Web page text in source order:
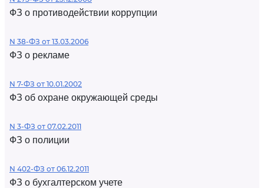
ФЗ о противодействии коррупции
N 38-ФЗ от 13.03.2006
ФЗ о рекламе
N 7-ФЗ от 10.01.2002
ФЗ об охране окружающей среды
N 3-ФЗ от 07.02.2011
ФЗ о полиции
N 402-ФЗ от 06.12.2011
ФЗ о бухгалтерском учете